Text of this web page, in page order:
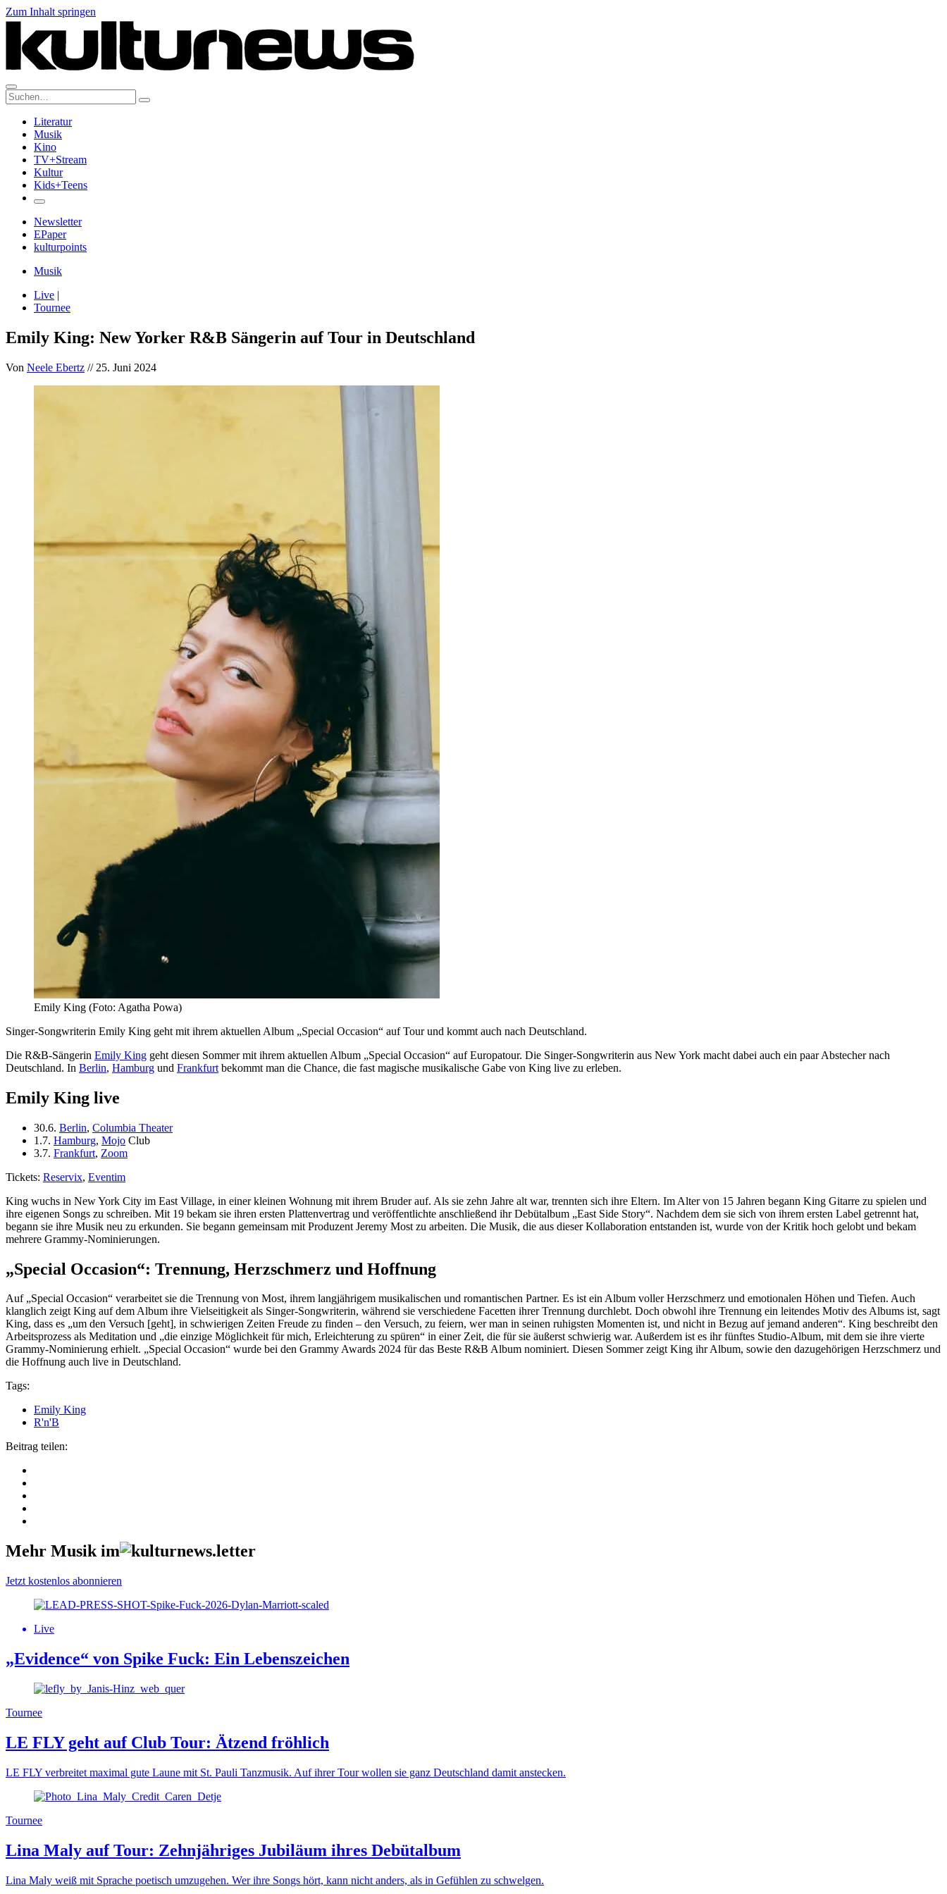
Zum Inhalt springen
Suche:
Literatur
Musik
Kino
TV+Stream
Kultur
Kids+Teens
Newsletter
EPaper
kulturpoints
Musik
Live |
Tournee
Emily King: New Yorker R&B Sängerin auf Tour in Deutschland
Von Neele Ebertz // 25. Juni 2024
Emily King (Foto: Agatha Powa)
Singer-Songwriterin Emily King geht mit ihrem aktuellen Album „Special Occasion“ auf Tour und kommt auch nach Deutschland.
Die R&B-Sängerin Emily King geht diesen Sommer mit ihrem aktuellen Album „Special Occasion“ auf Europatour. Die Singer-Songwriterin aus New York macht dabei auch ein paar Abstecher nach
Deutschland. In Berlin, Hamburg und Frankfurt bekommt man die Chance, die fast magische musikalische Gabe von King live zu erleben.
Emily King live
30.6. Berlin, Columbia Theater
1.7. Hamburg, Mojo Club
3.7. Frankfurt, Zoom
Tickets: Reservix, Eventim
King wuchs in New York City im East Village, in einer kleinen Wohnung mit ihrem Bruder auf. Als sie zehn Jahre alt war, trennten sich ihre Eltern. Im Alter von 15 Jahren begann King Gitarre zu spielen und
ihre eigenen Songs zu schreiben. Mit 19 bekam sie ihren ersten Plattenvertrag und veröffentlichte anschließend ihr Debütalbum „East Side Story“. Nachdem dem sie sich von ihrem ersten Label getrennt hat,
begann sie ihre Musik neu zu erkunden. Sie begann gemeinsam mit Produzent Jeremy Most zu arbeiten. Die Musik, die aus dieser Kollaboration entstanden ist, wurde von der Kritik hoch gelobt und bekam
mehrere Grammy-Nominierungen.
„Special Occasion“: Trennung, Herzschmerz und Hoffnung
Auf „Special Occasion“ verarbeitet sie die Trennung von Most, ihrem langjährigem musikalischen und romantischen Partner. Es ist ein Album voller Herzschmerz und emotionalen Höhen und Tiefen. Auch
klanglich zeigt King auf dem Album ihre Vielseitigkeit als Singer-Songwriterin, während sie verschiedene Facetten ihrer Trennung durchlebt. Doch obwohl ihre Trennung ein leitendes Motiv des Albums ist, sagt
King, dass es „um den Versuch [geht], in schwierigen Zeiten Freude zu finden – den Versuch, zu feiern, wer man in seinen ruhigsten Momenten ist, und nicht in Bezug auf jemand anderen“. King beschreibt den
Arbeitsprozess als Meditation und „die einzige Möglichkeit für mich, Erleichterung zu spüren“ in einer Zeit, die für sie äußerst schwierig war. Außerdem ist es ihr fünftes Studio-Album, mit dem sie ihre vierte
Grammy-Nominierung erhielt. „Special Occasion“ wurde bei den Grammy Awards 2024 für das Beste R&B Album nominiert. Diesen Sommer zeigt King ihr Album, sowie den dazugehörigen Herzschmerz und
die Hoffnung auch live in Deutschland.
Tags:
Emily King
R'n'B
Beitrag teilen:
Mehr Musik im
Jetzt kostenlos abonnieren
Live
„Evidence“ von Spike Fuck: Ein Lebenszeichen
Tournee
LE FLY geht auf Club Tour: Ätzend fröhlich
LE FLY verbreitet maximal gute Laune mit St. Pauli Tanzmusik. Auf ihrer Tour wollen sie ganz Deutschland damit anstecken.
Tournee
Lina Maly auf Tour: Zehnjähriges Jubiläum ihres Debütalbum
Lina Maly weiß mit Sprache poetisch umzugehen. Wer ihre Songs hört, kann nicht anders, als in Gefühlen zu schwelgen.